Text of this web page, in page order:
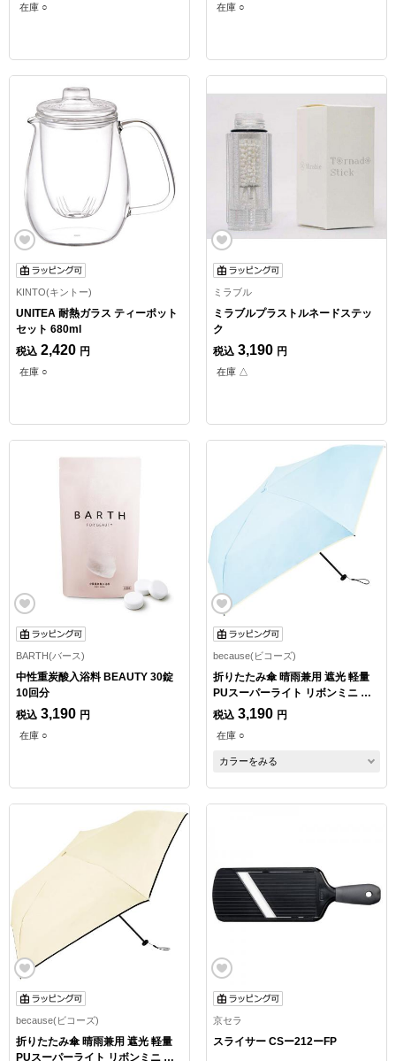
在庫 ○ 在庫 ○
KINTO(キントー)
UNITEA 耐熱ガラス ティーポット
セット 680ml
税込 2,420 円
在庫 ○
ミラブル
ミラブルプラストルネードステッ
ク
税込 3,190 円
在庫 △
BARTH(バース)
中性重炭酸入浴料 BEAUTY 30錠
10回分
税込 3,190 円
在庫 ○
because(ビコーズ)
折りたたみ傘 晴雨兼用 遮光 軽量
PUスーパーライト リボンミニ サ
ックス
税込 3,190 円
在庫 ○
カラーをみる
because(ビコーズ)
折りたたみ傘 晴雨兼用 遮光 軽量
PUスーパーライト リボンミニ ベ
京セラ
スライサー CSー212ーFP